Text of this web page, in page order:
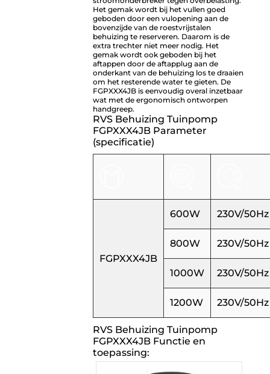
Het gemak wordt bij het vullen goed
geboden door een vulopening aan de
bovenzijde van de roestvrijstalen
behuizing te reserveren. Daarom is de
extra trechter niet meer nodig. Het
gemak wordt ook geboden bij het
aftappen door de aftapplug aan de
onderkant van de behuizing los te draaien
om het resterende water te gieten. De
FGPXXX4JB is eenvoudig overal inzetbaar
wat met de ergonomisch ontworpen
handgreep.
RVS Behuizing Tuinpomp
FGPXXX4JB Parameter
(specificatie)
FGPXXX4JB
600W 230V/50Hz
800W 230V/50Hz
1000W 230V/50Hz
1200W 230V/50Hz
RVS Behuizing Tuinpomp
FGPXXX4JB Functie en
toepassing: